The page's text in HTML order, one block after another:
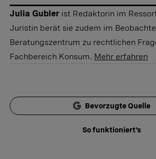
Julia Gubler ist Redaktorin im
Juristin berät sie zudem im
Beratungszentrum zu rechtlichen
Fachbereich Konsum. Mehr erfahren
Bevorzugte Quelle
So funktioniert's